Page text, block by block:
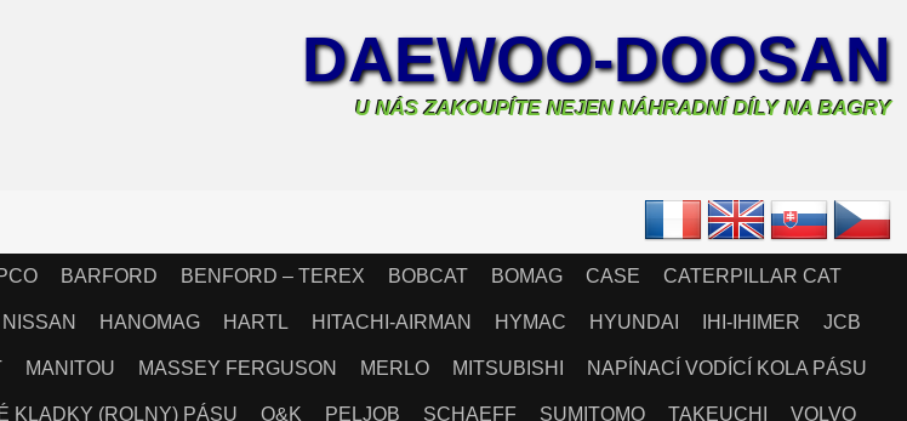
DAEWOO-DOOSAN
U NÁS ZAKOUPÍTE NEJEN NÁHRADNÍ DÍLY NA BAGRY
BARFORD BENFORD – TEREX BOBCAT BOMAG CASE CATERPILLAR CAT
HANOMAG HARTL HITACHI-AIRMAN HYMAC HYUNDAI IHI-IHIMER JCB
MANITOU MASSEY FERGUSON MERLO MITSUBISHI NAPÍNACÍ VODÍCÍ KOLA PÁSU
KLADKY (ROLNY) PÁSU O&K PELJOB SCHAEFF SUMITOMO TAKEUCHI VOLVO